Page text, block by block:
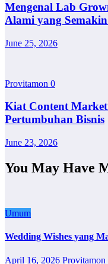
Mengenal Lab
Alami yang
June 25, 2026
Provitamon 0
Kiat Content
Pertumbuhan Bisnis
June 23, 2026
You May Have
Umum
Wedding Wishes yang
April 16, 2026 Provitamon